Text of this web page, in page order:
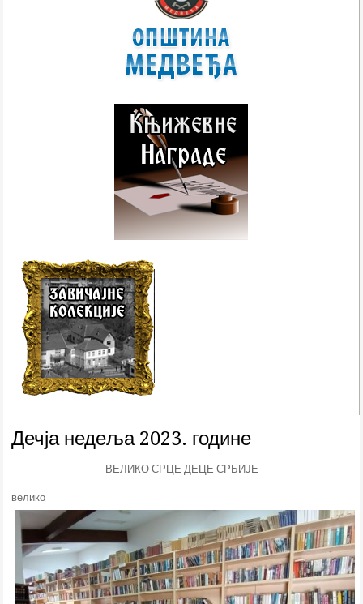
Дечја недеља 2023. године
ВЕЛИКО СРЦЕ ДЕЦЕ СРБИЈЕ
велико